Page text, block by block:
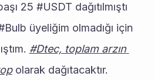
25 #USDT dağıtılmıştı
üyeliğim olmadığı için
#Dtec, toplam arzın
olarak dağıtacaktır.